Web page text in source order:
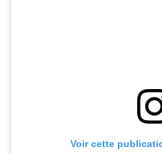
Voir cette